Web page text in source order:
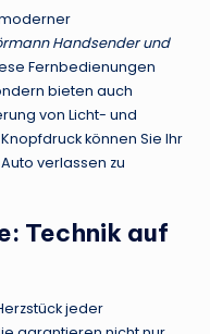
Handsender und
Fernbedienungen
bieten auch
von Licht- und
können Sie Ihr
verlassen zu
Technik auf
jeder